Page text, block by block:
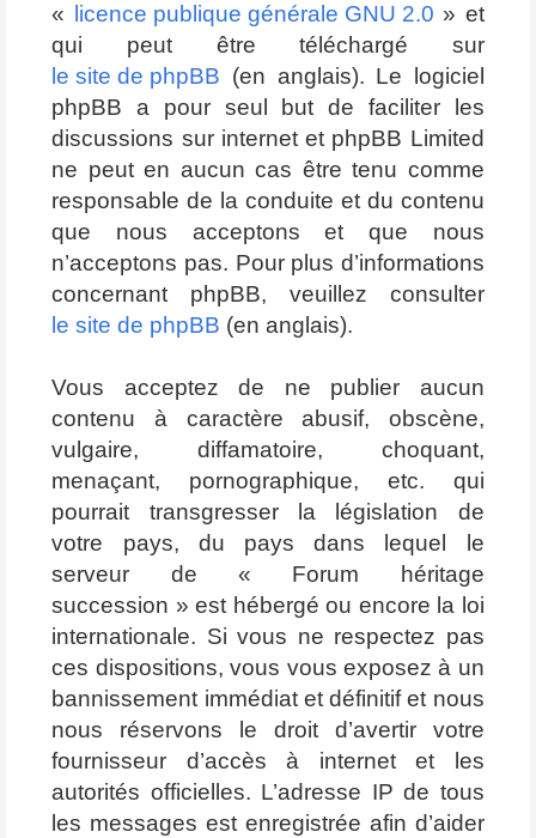
«
licence publique générale GNU 2.0 » et
qui peut être téléchargé sur
le site de phpBB (en anglais). Le logiciel
phpBB a pour seul but de faciliter les
discussions sur internet et phpBB Limited
ne peut en aucun cas être tenu comme
responsable de la conduite et du contenu
que nous acceptons et que nous
n’acceptons pas. Pour plus d’informations
concernant phpBB, veuillez consulter
le site de phpBB (en anglais).
Vous acceptez de ne publier aucun
contenu à caractère abusif, obscène,
vulgaire, diffamatoire, choquant,
menaçant, pornographique, etc. qui
pourrait transgresser la législation de
votre pays, du pays dans lequel le
serveur de « Forum héritage
succession » est hébergé ou encore la loi
internationale. Si vous ne respectez pas
ces dispositions, vous vous exposez à un
bannissement immédiat et définitif et nous
nous réservons le droit d’avertir votre
fournisseur d’accès à internet et les
autorités officielles. L’adresse IP de tous
les messages est enregistrée afin d’aider